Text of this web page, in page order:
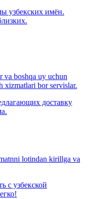
узбекских имён.
boshqa uy uchun
xizmatlari bor servislar.
доставку
lotindan kirillga va
с узбекской